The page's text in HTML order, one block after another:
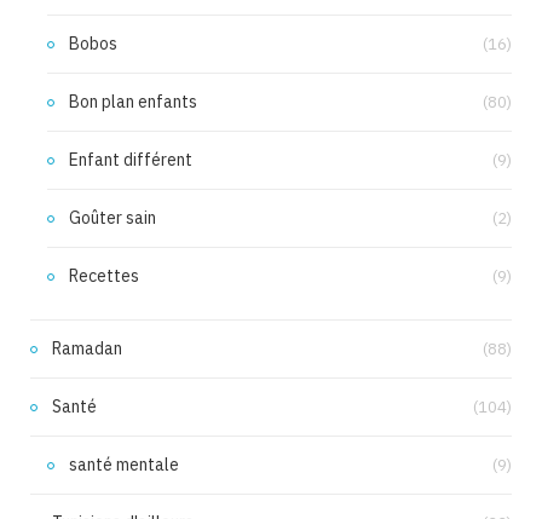
Bobos (16)
Bon plan enfants (80)
Enfant différent (9)
Goûter sain (2)
Recettes (9)
Ramadan (88)
Santé (104)
santé mentale (9)